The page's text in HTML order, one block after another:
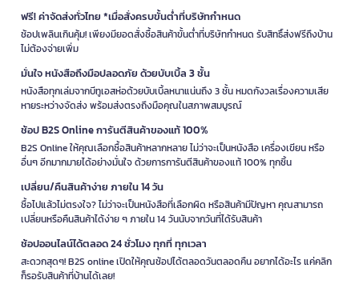
ฟรี! ค่าจัดส่งทั่วไทย *เมื่อสั่งครบขั้นต่ำที่บริษัทกำหนด
ช้อปเพลินเกินคุ้ม! เพียงมียอดสั่งซื้อสินค้าขั้นต่ำที่บริษัทกำหนด รับสิทธิ์ส่งฟรีถึงบ้าน
ไม่ต้องจ่ายเพิ่ม
มั่นใจ หนังสือถึงมือปลอดภัย ด้วยบับเบิ้ล 3 ชั้น
หนังสือทุกเล่มจากบีทูเอสห่อด้วยบับเบิ้ลหนาแน่นถึง 3 ชั้น หมดกังวลเรื่องความเสีย
หายระหว่างจัดส่ง พร้อมส่งตรงถึงมือคุณในสภาพสมบูรณ์
ช้อป B2S Online การันตีสินค้าของแท้ 100%
B2S Online ให้คุณเลือกซื้อสินค้าหลากหลาย ไม่ว่าจะเป็นหนังสือ เครื่องเขียน หรือ
อื่นๆ อีกมากมายได้อย่างมั่นใจ ด้วยการการันตีสินค้าของแท้ 100% ทุกชิ้น
เปลี่ยน/คืนสินค้าง่าย ภายใน 14 วัน
ซื้อไปแล้วไม่ตรงใจ? ไม่ว่าจะเป็นหนังสือที่เลือกผิด หรือสินค้ามีปัญหา คุณสามารถ
เปลี่ยนหรือคืนสินค้าได้ง่าย ๆ ภายใน 14 วันนับจากวันที่ได้รับสินค้า
ช้อปออนไลน์ได้ตลอด 24 ชั่วโมง ทุกที่ ทุกเวลา
สะดวกสุดๆ! B2S online เปิดให้คุณช้อปได้ตลอดวันตลอดคืน อยากได้อะไร แค่คลิก
ก็รอรับสินค้าที่บ้านได้เลย!